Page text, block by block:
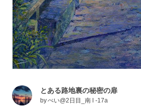
とある路地裏の秘密の扉
byぺい@2日目_南 l -17a